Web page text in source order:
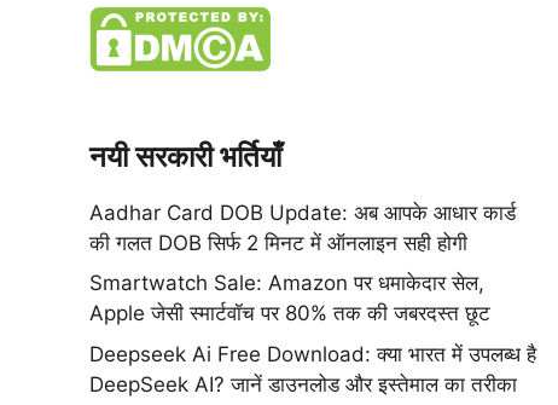
नयी सरकारी भर्तियाँ
Aadhar Card DOB Update: अब आपके आधार कार्ड
की गलत DOB सिर्फ 2 मिनट में ऑनलाइन सही होगी
Smartwatch Sale: Amazon पर धमाकेदार सेल,
Apple जेसी स्मार्टवॉच पर 80% तक की जबरदस्त छूट
Deepseek Ai Free Download: क्या भारत में उपलब्ध है
DeepSeek AI? जानें डाउनलोड और इस्तेमाल का तरीका